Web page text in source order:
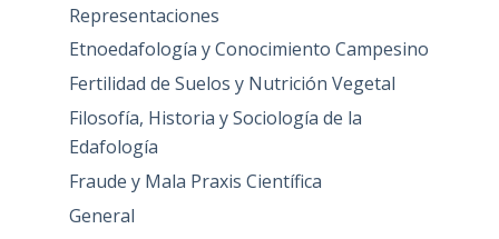
Representaciones
Etnoedafología y Conocimiento Campesino
Fertilidad de Suelos y Nutrición Vegetal
Filosofía, Historia y Sociología de la
Edafología
Fraude y Mala Praxis Científica
General